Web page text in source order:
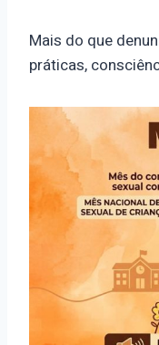
Mais do que
práticas,